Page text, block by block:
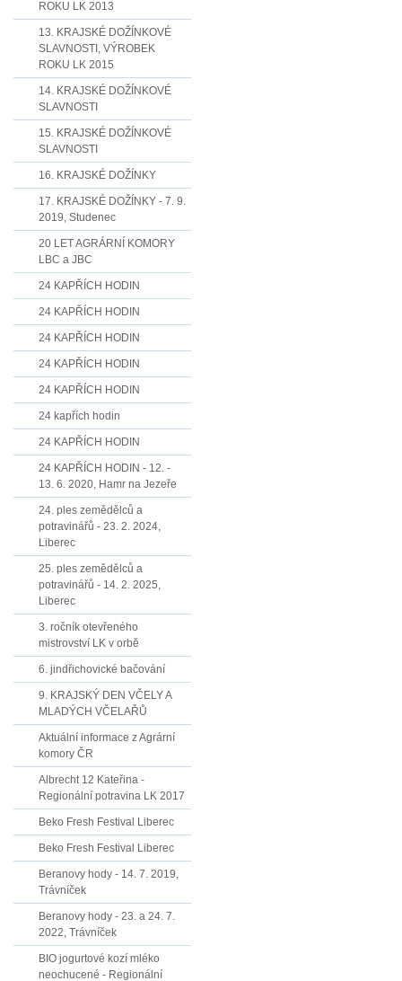
ROKU LK 2013
13. KRAJSKÉ DOŽÍNKOVÉ
SLAVNOSTI, VÝROBEK
ROKU LK 2015
14. KRAJSKÉ DOŽÍNKOVÉ
SLAVNOSTI
15. KRAJSKÉ DOŽÍNKOVÉ
SLAVNOSTI
16. KRAJSKÉ DOŽÍNKY
17. KRAJSKÉ DOŽÍNKY - 7. 9.
2019, Studenec
20 LET AGRÁRNÍ KOMORY
LBC a JBC
24 KAPŘÍCH HODIN
24 KAPŘÍCH HODIN
24 KAPŘÍCH HODIN
24 KAPŘÍCH HODIN
24 KAPŘÍCH HODIN
24 kapřích hodin
24 KAPŘÍCH HODIN
24 KAPŘÍCH HODIN - 12. -
13. 6. 2020, Hamr na Jezeře
24. ples zemědělců a
potravinářů - 23. 2. 2024,
Liberec
25. ples zemědělců a
potravinářů - 14. 2. 2025,
Liberec
3. ročník otevřeného
mistrovství LK v orbě
6. jindřichovické bačování
9. KRAJSKÝ DEN VČELY A
MLADÝCH VČELAŘŮ
Aktuální informace z Agrární
komory ČR
Albrecht 12 Kateřina -
Regionální potravina LK 2017
Beko Fresh Festival Liberec
Beko Fresh Festival Liberec
Beranovy hody - 14. 7. 2019,
Trávníček
Beranovy hody - 23. a 24. 7.
2022, Trávníček
BIO jogurtové kozí mléko
neochucené - Regionální